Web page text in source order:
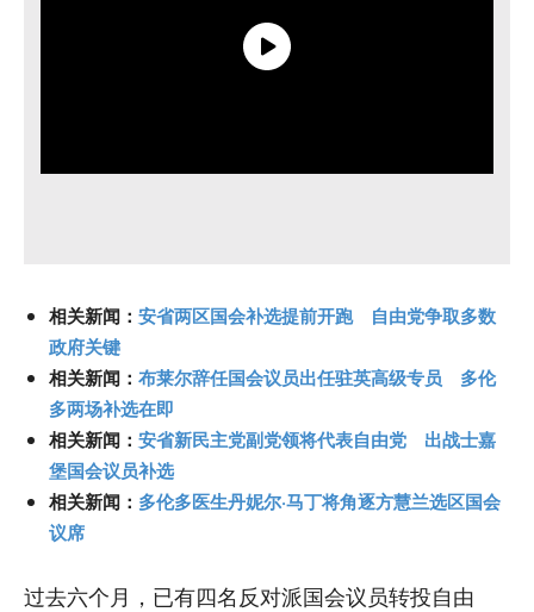
相关新闻： 安省两区国会补选提前开跑 自由党争取多数
政府关键
相关新闻： 布莱尔辞任国会议员出任驻英高级专员 多伦
多两场补选在即
相关新闻： 安省新民主党副党领将代表自由党 出战士嘉
堡国会议员补选
相关新闻： 多伦多医生丹妮尔·马丁将角逐方慧兰选区国会
议席
过去六个月，已有四名反对派国会议员转投自由